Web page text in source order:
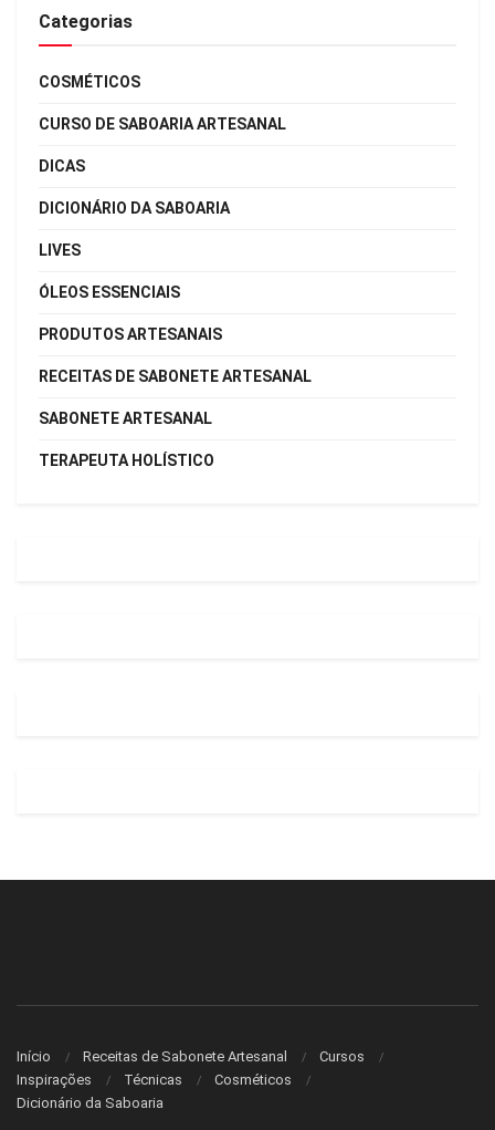
Categorias
COSMÉTICOS
CURSO DE SABOARIA ARTESANAL
DICAS
DICIONÁRIO DA SABOARIA
LIVES
ÓLEOS ESSENCIAIS
PRODUTOS ARTESANAIS
RECEITAS DE SABONETE ARTESANAL
SABONETE ARTESANAL
TERAPEUTA HOLÍSTICO
Início Receitas de Sabonete Artesanal
Cursos
Inspirações
Técnicas
Cosméticos
Dicionário da Saboaria